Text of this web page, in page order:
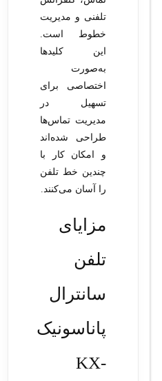
تلفنی و مدیریت
خطوط است.
این کلیدها
به‌صورت
اختصاصی برای
تسهیل در
مدیریت تماس‌ها
طراحی شده‌اند
و امکان کار با
چندین خط تلفن
را آسان می‌کنند.
مزایای
تلفن
سانترال
پاناسونیک
KX-